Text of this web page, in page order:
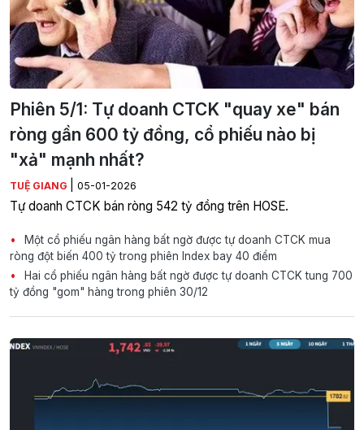
Phiên 5/1: Tự doanh CTCK "quay xe" bán
ròng gần 600 tỷ đồng, cổ phiếu nào bị
"xả" mạnh nhất?
TUỆ GIANG 05-01-2026
Tự doanh CTCK bán ròng 542 tỷ đồng trên HOSE.
Một cổ phiếu ngân hàng bất ngờ được tự doanh CTCK mua
ròng đột biến 400 tỷ trong phiên Index bay 40 điểm
Hai cổ phiếu ngân hàng bất ngờ được tự doanh CTCK tung 700
tỷ đồng "gom" hàng trong phiên 30/12